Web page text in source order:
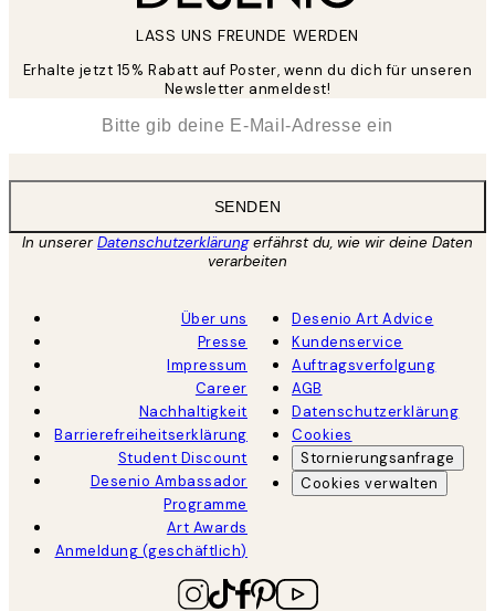
LASS UNS FREUNDE WERDEN
Erhalte jetzt 15% Rabatt auf Poster, wenn du dich für unseren
Newsletter anmeldest!
SENDEN
In unsererDatenschutzerklärungerfährst du, wie wir deine Daten
verarbeiten
Über uns
Presse
Impressum
Career
Nachhaltigkeit
Barrierefreiheitserklärung
Student Discount
Desenio Ambassador
Programme
Art Awards
Anmeldung (geschäftlich)
Desenio Art Advice
Kundenservice
Auftragsverfolgung
AGB
Datenschutzerklärung
Cookies
Stornierungsanfrage
Cookies verwalten